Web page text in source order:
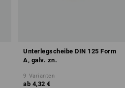
Unterlegscheibe DIN 125 Form
A, galv. zn.
9 Varianten
ab 4,32 €